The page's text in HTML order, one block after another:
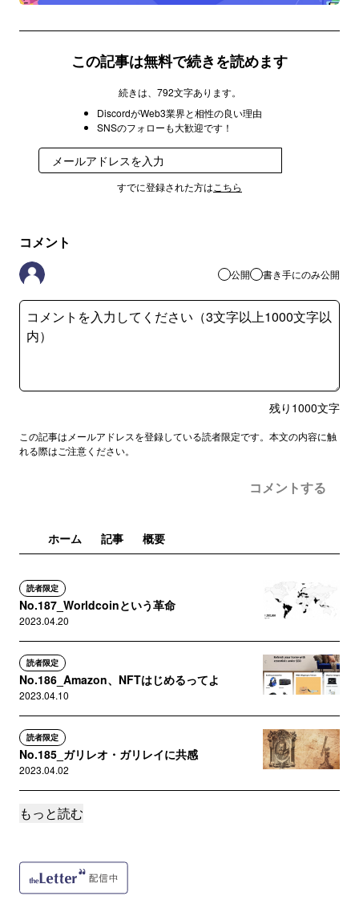
この記事は無料で続きを読めます
続きは、792文字あります。
DiscordがWeb3業界と相性の良い理由
SNSのフォローも大歓迎です！
すでに登録された方は こちら
コメント
公開 書き手にのみ公開
残り 1000文字
この記事はメールアドレスを登録している読者限定です。本文の内容に触
れる際はご注意ください。
コメントする
ホーム 記事 概要
読者限定
No.187_Worldcoinという革命
2023.04.20
読者限定
No.186_Amazon、NFTはじめるってよ
2023.04.10
読者限定
No.185_ガリレオ・ガリレイに共感
2023.04.02
読者限定
読者限定
もっと読む